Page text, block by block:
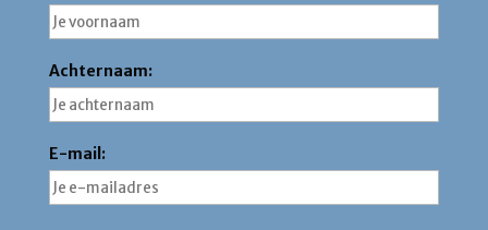
Achternaam:
E-mail: